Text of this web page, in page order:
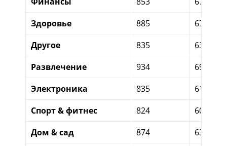
Здоровье
885
673
Другое
835
632
Развлечение
934
691
Электроника
835
615
Спорт & фитнес
824
604
Дом & сад
874
639